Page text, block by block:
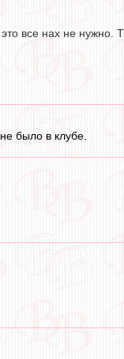
все нах не нужно.
было в клубе.